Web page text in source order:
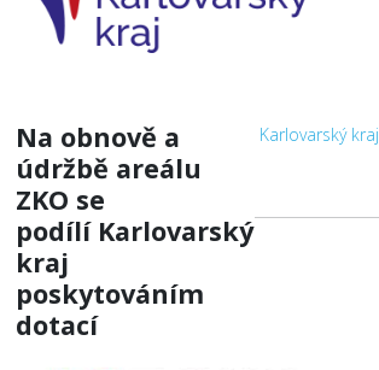
Na obnově a
údržbě areálu
ZKO se
podílí Karlovarský
kraj
poskytováním
dotací
Karlovarský kraj